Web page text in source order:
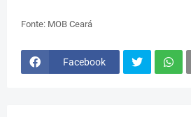
Fonte: MOB Ceará
Facebook